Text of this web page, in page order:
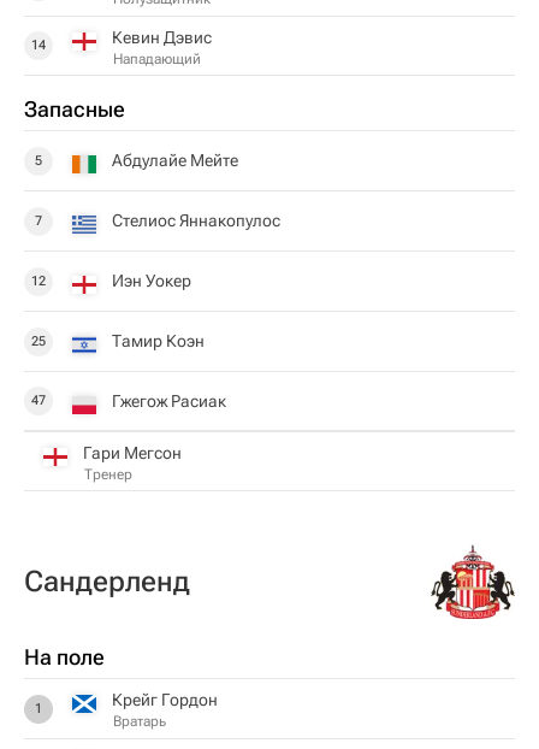
14 Кевин Дэвис
Нападающий
Запасные
5 Абдулайе Мейте
7 Стелиос Яннакопулос
12 Иэн Уокер
25 Тамир Коэн
47 Гжегож Расиак
Гари Мегсон
Тренер
Сандерленд
На поле
1 Крейг Гордон
Вратарь